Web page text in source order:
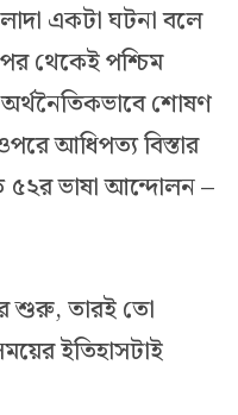
একটা ঘটনা বলে
থেকেই পশ্চিম
অর্থনৈতিকভাবে শোষণ
আধিপত্য বিস্তার
৫২র ভাষা আন্দোলন –
শুরু, তারই তো
ইতিহাসটাই